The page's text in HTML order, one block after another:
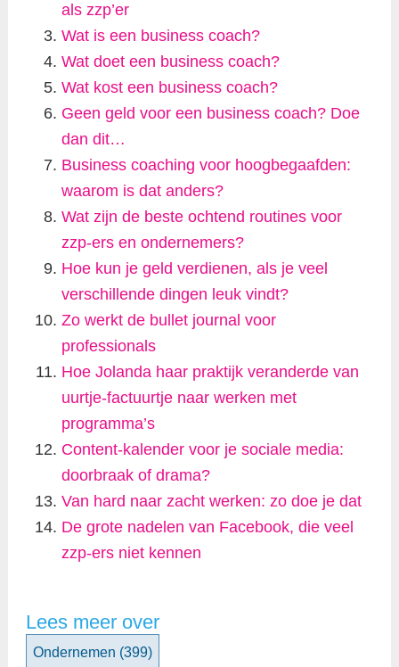
als zzp’er
Wat is een business coach?
Wat doet een business coach?
Wat kost een business coach?
Geen geld voor een business coach? Doe
dan dit…
Business coaching voor hoogbegaafden:
waarom is dat anders?
Wat zijn de beste ochtend routines voor
zzp-ers en ondernemers?
Hoe kun je geld verdienen, als je veel
verschillende dingen leuk vindt?
Zo werkt de bullet journal voor
professionals
Hoe Jolanda haar praktijk veranderde van
uurtje-factuurtje naar werken met
programma’s
Content-kalender voor je sociale media:
doorbraak of drama?
Van hard naar zacht werken: zo doe je dat
De grote nadelen van Facebook, die veel
zzp-ers niet kennen
Lees meer over
Ondernemen (399)